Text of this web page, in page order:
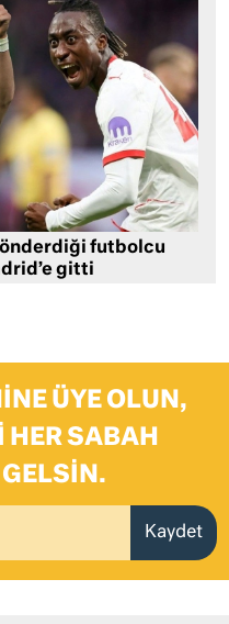
futbolcu
gitti
ÜYE OLUN,
HER SABAH
Kaydet